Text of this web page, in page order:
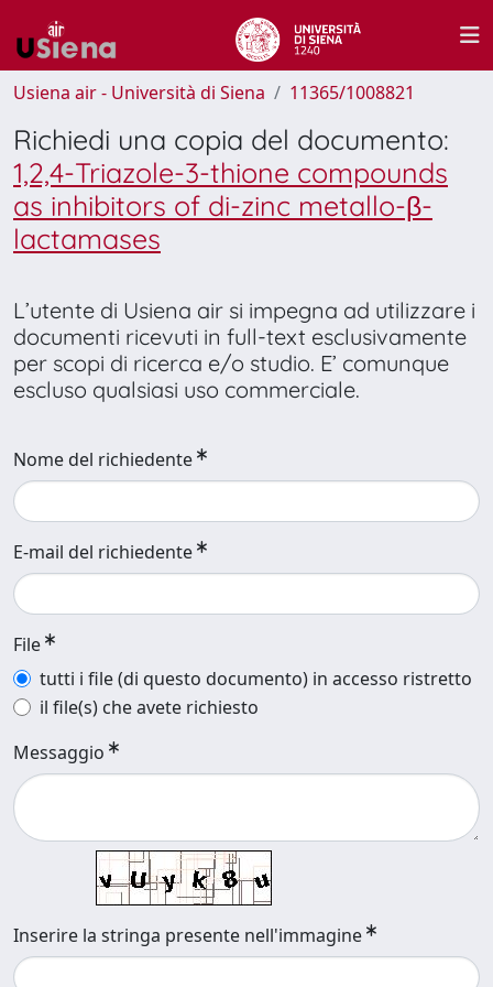
Usiena air - Università di Siena 11365/1008821
Richiedi una copia del documento:
1,2,4-Triazole-3-thione compounds
as inhibitors of di-zinc metallo-β-
lactamases
L’utente di Usiena air si impegna ad utilizzare i
documenti ricevuti in full-text esclusivamente
per scopi di ricerca e/o studio. E’ comunque
escluso qualsiasi uso commerciale.
Nome del richiedente
E-mail del richiedente
File
tutti i file (di questo documento) in accesso ristretto
il file(s) che avete richiesto
Messaggio
Inserire la stringa presente nell'immagine